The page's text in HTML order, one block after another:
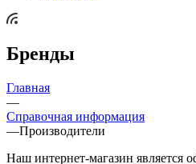
Бренды
Главная
—
Справочная информация
—Производители
Наш интернет-магазин является